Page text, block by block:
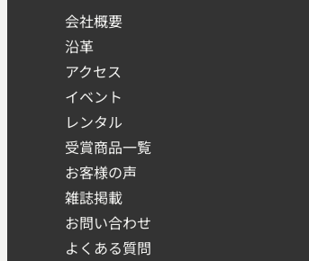
会社概要
沿革
アクセス
イベント
レンタル
受賞商品一覧
お客様の声
雑誌掲載
お問い合わせ
よくある質問